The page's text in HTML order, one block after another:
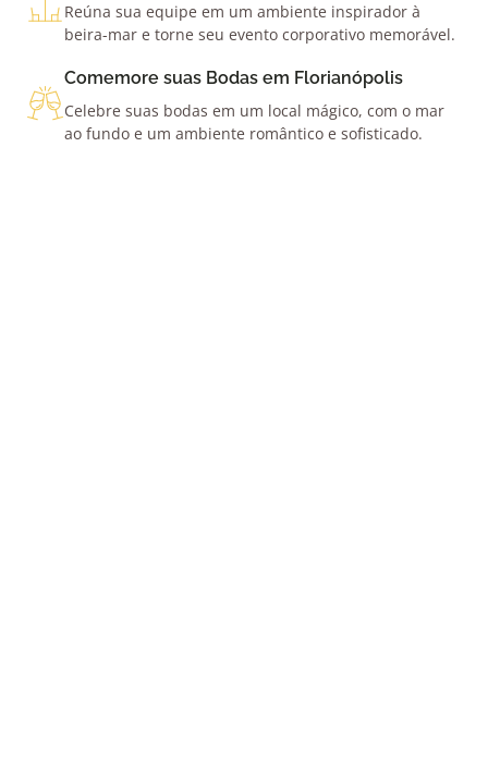
Reúna sua equipe em um ambiente inspirador à
beira-mar e torne seu evento corporativo memorável.
Comemore suas Bodas em Florianópolis
Celebre suas bodas em um local mágico, com o mar
ao fundo e um ambiente romântico e sofisticado.